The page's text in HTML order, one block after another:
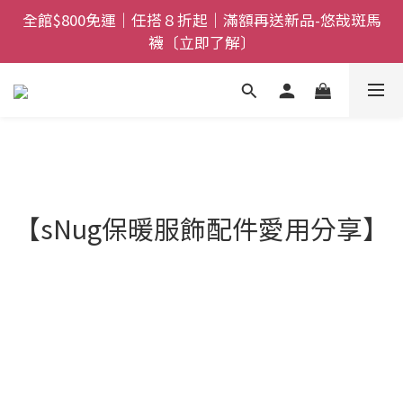
全館$800免運｜任搭８折起｜滿額再送新品-悠哉斑馬
襪〔立即了解〕
全館$800免運｜任搭８折起｜滿額再送新品-悠哉斑馬
襪〔立即了解〕
情人節獻禮｜sNug愛心禮盒甜蜜登場！把舒適與心意
一起送出〔馬上了解〕
襪〔立即了解〕
【sNug保暖服飾配件愛用分享】